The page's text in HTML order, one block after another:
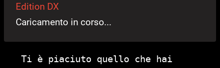
Edition DX
Caricamento in corso...
Ti è piaciuto quello che hai